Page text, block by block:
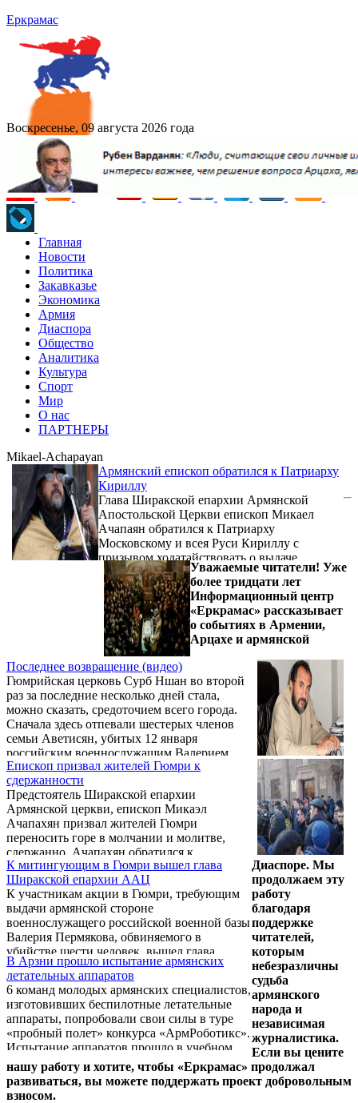
Еркрамас
Воскресенье, 09 августа 2026 года
Главная
Новости
Политика
Закавказье
Экономика
Армия
Диаспора
Общество
Аналитика
Культура
Спорт
Мир
О нас
ПАРТНЕРЫ
Mikael-Achapayan
Армянский епископ обратился к Патриарху
Кириллу
Глава Ширакской епархии Армянской
Апостольской Церкви епископ Микаел
Ачапаян обратился к Патриарху
Московскому и всея Руси Кириллу с
призывом ходатайствовать о выдаче
подозреваемого в убийстве армянской
семьи в Гюмри солдата-срочника Валерия
Пермякова правоохранительным органам
Армении. Обращение епископ передал
через помощника командира соединения по
работе с верующими военнослужащими
архимандрита Андрея (Ваца), сообщает
российское агентство религиозной
информации Благовест.инфо.
(Примечательно, ...
Последнее возвращение (видео)
Гюмрийская церковь Сурб Ншан во второй
раз за последние несколько дней стала,
можно сказать, средоточием всего города.
Сначала здесь отпевали шестерых членов
семьи Аветисян, убитых 12 января
российским военнослужащим Валерием
Пермяковым. А 20 января здесь же прошла
панихида по седьмому и последнему из
этой семьи – 6-месячному Сереже, за жизнь
которого молилась, без преувеличения, вся
Армения и Диаспора.
Епископ призвал жителей Гюмри к
сдержанности
Предстоятель Ширакской епархии
Армянской церкви, епископ Микаэл
Ачапахян призвал жителей Гюмри
переносить горе в молчании и молитве,
сдержанно. Ачапахян обратился к
гюмрийцам на панихиде 6-месячного
Сережи Аветисяна.
К митингующим в Гюмри вышел глава
Ширакской епархии ААЦ
К участникам акции в Гюмри, требующим
выдачи армянской стороне
военнослужащего российской военной базы
Валерия Пермякова, обвиняемого в
убийстве шести человек, вышел глава
Ширакской епархии Армянской
Апостольской Церкви епископ Микаел
Ачапаян.
В Арзни прошло испытание армянских
летательных аппаратов
6 команд молодых армянских специалистов,
изготовивших беспилотные летательные
аппараты, попробовали свои силы в туре
«пробный полет» конкурса «АрмРоботикс».
Испытание аппаратов прошло в учебном
аэропорту города Арзни. Целью испытания
была проверка уровня подготовки
аппаратов и стремление дать возможность
Уважаемые читатели! Уже
более тридцати лет
Информационный центр
«Еркрамас» рассказывает
о событиях в Армении,
Арцахе и армянской
Диаспоре. Мы
продолжаем эту
работу
благодаря
поддержке
читателей,
которым
небезразличны
судьба
армянского
народа и
независимая
журналистика.
Если вы цените
нашу работу и хотите, чтобы «Еркрамас» продолжал
развиваться, вы можете поддержать проект добровольным
взносом.